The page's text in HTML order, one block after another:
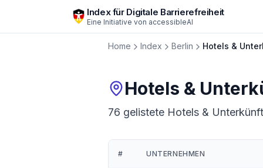
Zum Hauptinhalt springenIndex für Digitale Barrierefreiheit
Eine Initiative von accessibleAI
Home Index Berlin Hotels &
Hotels &
76 gelistete Hotels &
# UNTERNEHMEN